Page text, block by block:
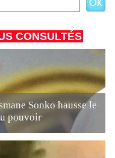
CONSULTÉS
Sonko hausse le
pouvoir